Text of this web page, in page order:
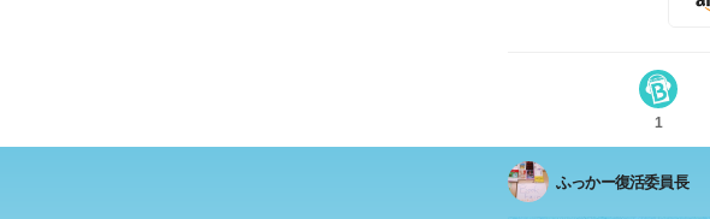
1
ふっかー復活委員長